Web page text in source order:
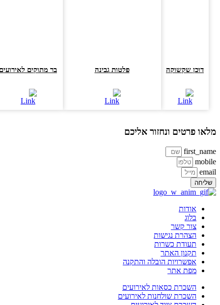
דוכן שקשוקה פלטות גבינה בר מתוקים לאירועים
פרטים ונחזור אליכם
שליחה
אודות
בלוג
צור קשר
הצהרת נגישות
תעודת כשרות
תקנון האתר
אפשרויות הובלה והתקנה
מפת אתר
השכרת כסאות לאירועים
השכרת שולחנות לאירועים